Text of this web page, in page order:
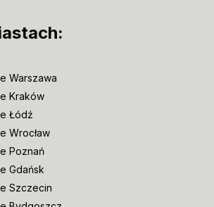
Warszawa
Kraków
Łódź
Wrocław
Poznań
Gdańsk
Szczecin